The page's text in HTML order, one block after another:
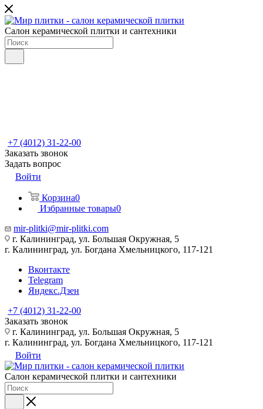
Салон керамической плитки и сантехники
+7 (4012) 31-22-00
Заказать звонок
Задать вопрос
Войти
Корзина0
Избранные товары0
mir-plitki@mir-plitki.com
г. Калининград, ул. Большая Окружная, 5
г. Калининград, ул. Богдана Хмельницкого, 117-121
Вконтакте
Telegram
Яндекс.Дзен
+7 (4012) 31-22-00
Заказать звонок
г. Калининград, ул. Большая Окружная, 5
г. Калининград, ул. Богдана Хмельницкого, 117-121
Войти
Салон керамической плитки и сантехники